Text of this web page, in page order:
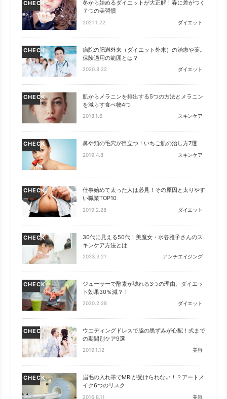
CHECK
冬から始めるダイエットが大正解！春に差がつく
７つの美習慣
2021.1.22 ダイエット
CHECK
病院の肥満外来（ダイエット外来）の治療や薬。
保険適用の範囲とは？
2020.8.22 ダイエット
CHECK
肌からメラニンを排出する5つの方法とメラニン
を減らす食べ物4つ
2018.1.6 スキンケア
CHECK 鼻や頬の毛穴が目立つ！いちご肌の治し方7選
2019.4.8 スキンケア
CHECK
仕事始めて太った人は必見！その原因と太りやす
い職業TOP10
2019.2.28 ダイエット
CHECK
30代に見える50代！美魔女・水谷雅子さんのス
キンケア方法とは
2023.3.21 アンチエイジング
CHECK
ジューサーで酵素が壊れる3つの理由。ダイエッ
ト効果30％減？！
2020.2.28 ダイエット
CHECK
ウエディングドレスで脇の黒ずみが心配！式まで
の期間別ケア9選
2019.1.12 美容
CHECK
眉毛の入れ墨でMRIが受けられない！？アートメ
イク6つのリスク
2016.8.11 美容